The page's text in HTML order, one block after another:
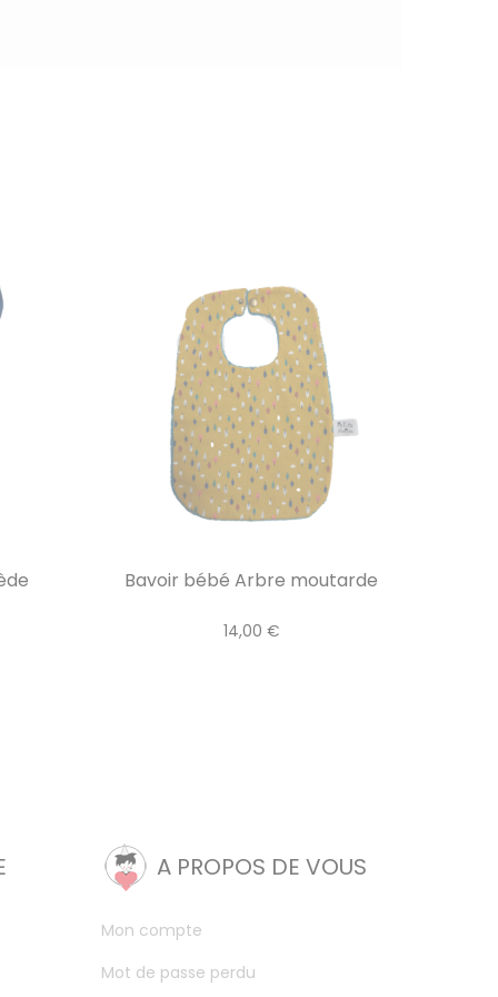
Bavoir bébé Arbre moutarde
14,00 €
A PROPOS DE VOUS
Mon compte
Mot de passe perdu